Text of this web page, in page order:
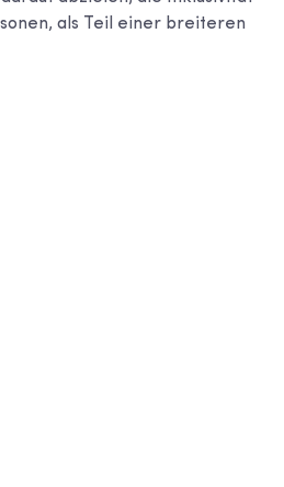
als Teil einer breiteren